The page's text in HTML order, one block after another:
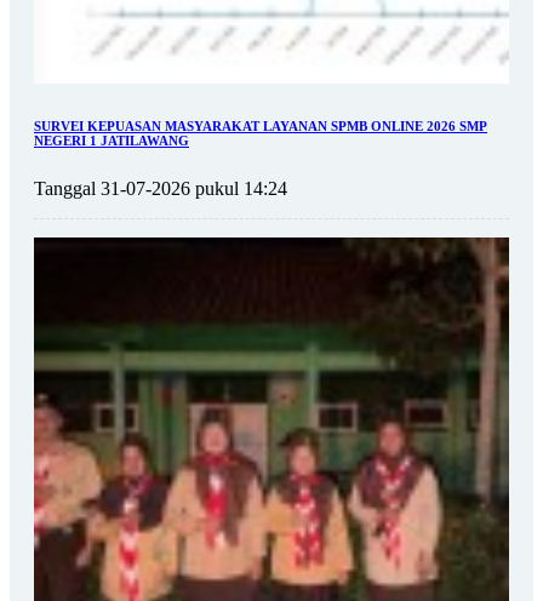
SURVEI KEPUASAN MASYARAKAT LAYANAN SPMB ONLINE 2026 SMP
NEGERI 1 JATILAWANG
Tanggal 31-07-2026 pukul 14:24